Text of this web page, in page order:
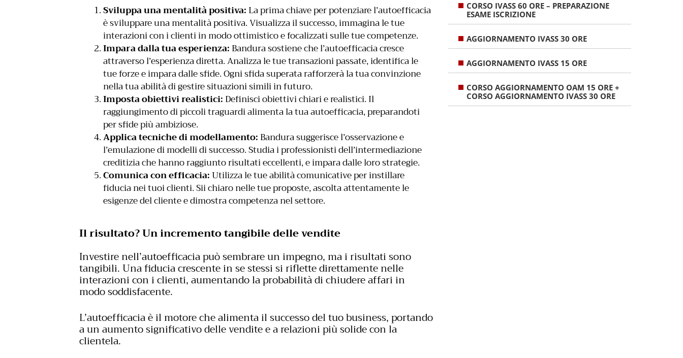
Sviluppa una mentalità positiva: La prima chiave per potenziare l’autoefficacia
è sviluppare una mentalità positiva. Visualizza il successo, immagina le tue
interazioni con i clienti in modo ottimistico e focalizzati sulle tue competenze.
Impara dalla tua esperienza:Bandura sostiene che l’autoefficacia cresce
attraverso l’esperienza diretta. Analizza le tue transazioni passate, identifica le
tue forze e impara dalle sfide. Ogni sfida superata rafforzerà la tua convinzione
nella tua abilità di gestire situazioni simili in futuro.
Imposta obiettivi realistici: Definisci obiettivi chiari e realistici. Il
raggiungimento di piccoli traguardi alimenta la tua autoefficacia, preparandoti
per sfide più ambiziose.
Applica tecniche di modellamento:Bandura suggerisce l’osservazione e
l’emulazione di modelli di successo. Studia i professionisti dell’intermediazione
creditizia che hanno raggiunto risultati eccellenti, e impara dalle loro strategie.
Comunica con efficacia:Utilizza le tue abilità comunicative per instillare
fiducia nei tuoi clienti. Sii chiaro nelle tue proposte, ascolta attentamente le
esigenze del cliente e dimostra competenza nel settore.
Il risultato? Un incremento tangibile delle vendite
Investire nell’autoefficacia può sembrare un impegno, ma i risultati sono
tangibili. Una fiducia crescente in se stessi si riflette direttamente nelle
interazioni con i clienti, aumentando la probabilità di chiudere affari in
modo soddisfacente.
L’autoefficacia è il motore che alimenta il successo del tuo business, portando
a un aumento significativo delle vendite e a relazioni più solide con la
clientela.
CORSO IVASS 60 ORE – PREPARAZIONE
ESAME ISCRIZIONE
AGGIORNAMENTO IVASS 30 ORE
AGGIORNAMENTO IVASS 15 ORE
CORSO AGGIORNAMENTO OAM 15 ORE +
CORSO AGGIORNAMENTO IVASS 30 ORE